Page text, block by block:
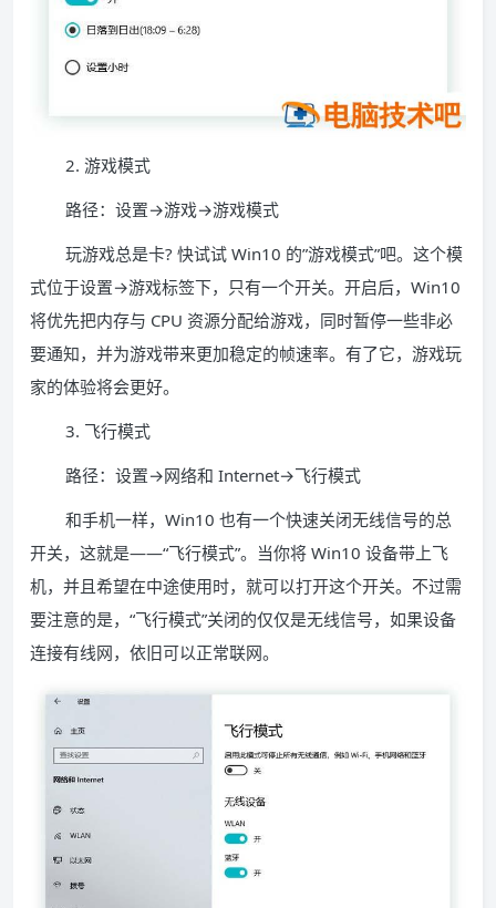
2. 游戏模式
路径：设置→游戏→游戏模式
玩游戏总是卡? 快试试 Win10 的”游戏模式”吧。这个模
式位于设置→游戏标签下，只有一个开关。开启后，Win10
将优先把内存与 CPU 资源分配给游戏，同时暂停一些非必
要通知，并为游戏带来更加稳定的帧速率。有了它，游戏玩
家的体验将会更好。
3. 飞行模式
路径：设置→网络和 Internet→飞行模式
和手机一样，Win10 也有一个快速关闭无线信号的总
开关，这就是——“飞行模式”。当你将 Win10 设备带上飞
机，并且希望在中途使用时，就可以打开这个开关。不过需
要注意的是，“飞行模式”关闭的仅仅是无线信号，如果设备
连接有线网，依旧可以正常联网。